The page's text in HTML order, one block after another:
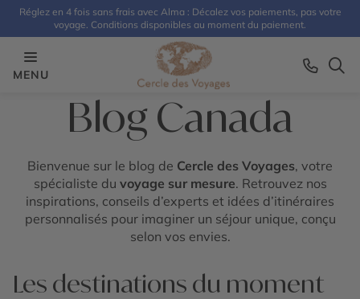
Réglez en 4 fois sans frais avec Alma : Décalez vos paiements, pas votre
voyage. Conditions disponibles au moment du paiement.
MENU
Blog Canada
Bienvenue sur le blog de Cercle des Voyages, votre
spécialiste du voyage sur mesure. Retrouvez nos
inspirations, conseils d’experts et idées d’itinéraires
personnalisés pour imaginer un séjour unique, conçu
selon vos envies.
Les destinations du moment